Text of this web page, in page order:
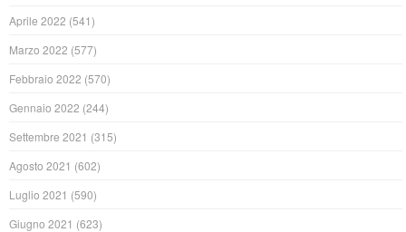
Aprile 2022 (541)
Marzo 2022 (577)
Febbraio 2022 (570)
Gennaio 2022 (244)
Settembre 2021 (315)
Agosto 2021 (602)
Luglio 2021 (590)
Giugno 2021 (623)